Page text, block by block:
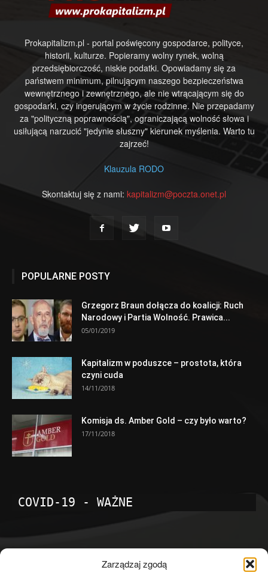
Zarządzaj zgodą
Prokapitalizm.pl - portal poświęcony gospodarce, polityce,
historii, kulturze. Popieramy wolny rynek, wolną
przedsiębiorczość, niskie podatki. Opowiadamy się za
państwem minimum, pilnującym naszego bezpieczeństwa
wewnętrznego i zewnętrznego, ale nie wtrącającym się do
gospodarki, czy ingerującym w życie rodzinne. Nie przepadamy
za "polityczną poprawnością", ograniczającą wolność słowa i
usiłującą narzucić "jedynie słuszny" kierunek myślenia. Warto tu
zajrzeć!
Klauzula RODO
Skontaktuj się z nami: kapitalizm@poczta.onet.pl
POPULARNE POSTY
Grzegorz Braun dołącza do koalicji: Ruch
Narodowy i Partia Wolność. Prawica...
05/01/2019
Kapitalizm w poduszce – prostota, która
czyni cuda
14/11/2018
Komisja ds. Amber Gold – czy było warto?
17/11/2018
COVID-19 - WAŻNE